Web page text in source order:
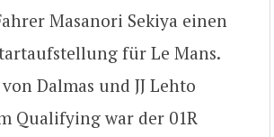
Masanori Sekiya einen
für Le Mans.
Dalmas und JJ Lehto
Qualifying war der 01R